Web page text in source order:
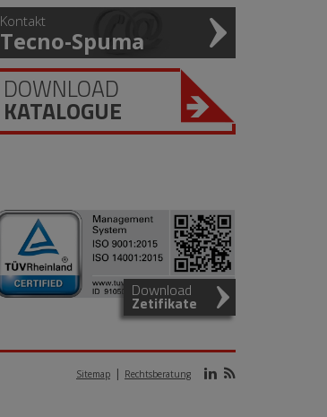
Kontakt
Tecno-Spuma
DOWNLOAD
KATALOGUE
Download
Zetifikate
Sitemap Rechtsberatung